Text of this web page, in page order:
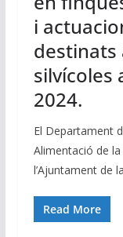
i
destinats
silvícoles
2024.
El Departament
Alimentació de
l’Ajuntament de
Read More